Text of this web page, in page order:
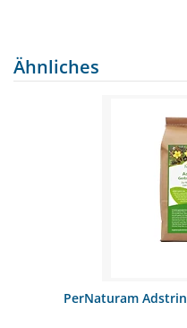
Ähnliches
PerNaturam